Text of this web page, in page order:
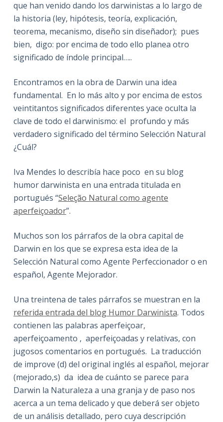
que han venido dando los darwinistas a lo largo de
la historia (ley, hipótesis, teoría, explicación,
teorema, mecanismo, diseño sin diseñador); pues
bien, digo: por encima de todo ello planea otro
significado de índole principal…..
Encontramos en la obra de Darwin una idea
fundamental. En lo más alto y por encima de estos
veintitantos significados diferentes yace oculta la
clave de todo el darwinismo: el profundo y más
verdadero significado del término Selección Natural
¿Cuál?
Iva Mendes lo describía hace poco en su blog
humor darwinista en una entrada titulada en
portugués “Seleção Natural como agente
aperfeiçoador”.
Muchos son los párrafos de la obra capital de
Darwin en los que se expresa esta idea de la
Selección Natural como Agente Perfeccionador o en
español, Agente Mejorador.
Una treintena de tales párrafos se muestran en la
referida entrada del blog Humor Darwinista. Todos
contienen las palabras aperfeiçoar,
aperfeiçoamento , aperfeiçoadas y relativas, con
jugosos comentarios en portugués. La traducción
de improve (d) del original inglés al español, mejorar
(mejorado,s) da idea de cuánto se parece para
Darwin la Naturaleza a una granja y de paso nos
acerca a un tema delicado y que deberá ser objeto
de un análisis detallado, pero cuya descripción